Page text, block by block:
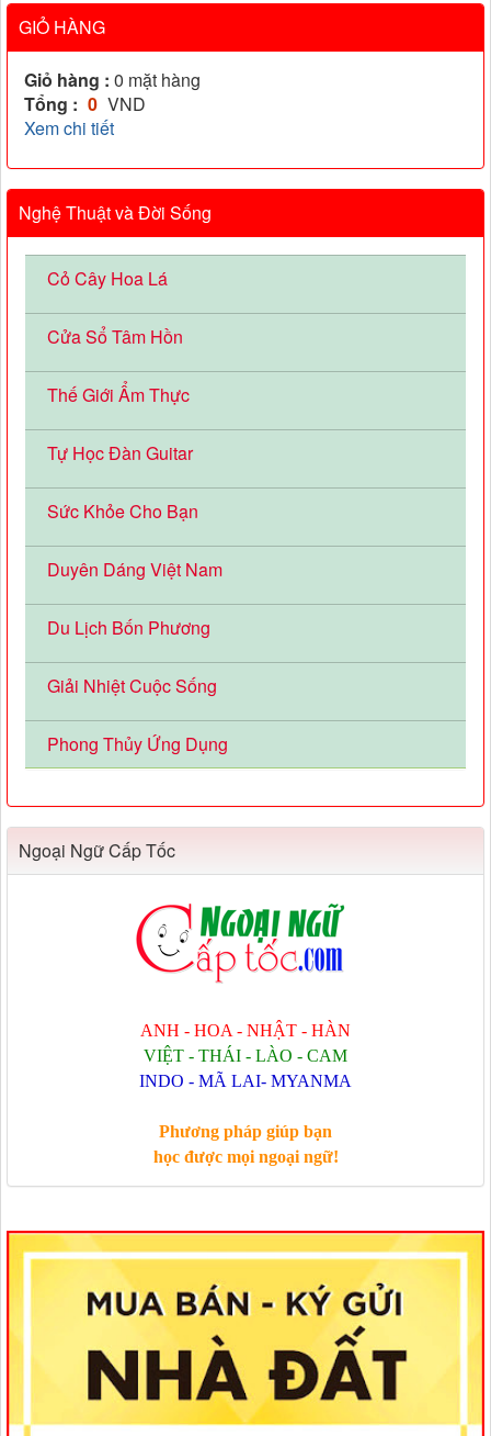
GIỎ HÀNG
Giỏ hàng : 0 mặt hàng
Tổng : 0 VND
Xem chi tiết
Nghệ Thuật và Đời Sống
Cỏ Cây Hoa Lá
Cửa Sổ Tâm Hồn
Thế Giới Ẩm Thực
Tự Học Đàn Guitar
Sức Khỏe Cho Bạn
Duyên Dáng Việt Nam
Du Lịch Bốn Phương
Giải Nhiệt Cuộc Sống
Phong Thủy Ứng Dụng
Ngoại Ngữ Cấp Tốc
ANH - HOA - NHẬT - HÀN
VIỆT - THÁI - LÀO - CAM
INDO - MÃ LAI- MYANMA
Phương pháp giúp bạn
học được mọi ngoại ngữ!